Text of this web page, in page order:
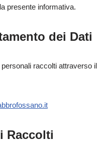
presente informativa.
dei Dati
raccolti attraverso il
Raccolti